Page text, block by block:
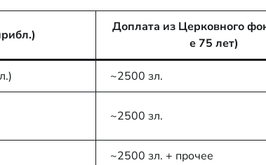
Доплата из Церковного
е 75 лет)
~2500 зл.
~2500 зл.
~2500 зл. + прочее